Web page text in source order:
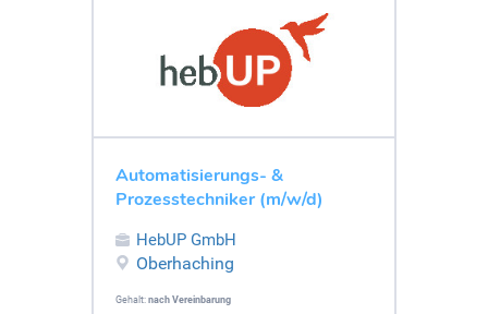
Automatisierungs- &
Prozesstechniker (m/w/d)
HebUP GmbH
Oberhaching
Gehalt: nach Vereinbarung